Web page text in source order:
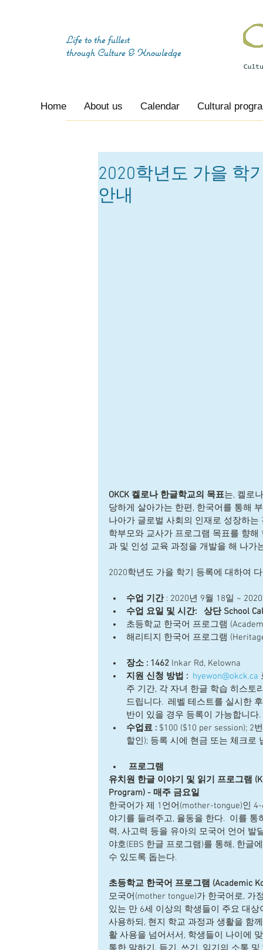
Home About us Calendar Cultural
Life to the fullest
through Culture & Knowledge
2020학년도 가을 학
안내
OKCK 켈로나 한글학교의 목표는, 켈로
당하게 살아가는 한편, 한국어를 통해
나아가 글로벌 사회의 인재로 성장하
학부모와 교사가 프로그램 목표를 향
과 및 인성 교육 과정을 개발을 해 나가
2020학년도 가을 학기 등록에 대하여
수업 기간 : 2020년 9월 18일 ~
수업 요일 및 시간:   상단 School
초등학교 한국어 프로그램
해리티지 한국어 프로그램
장소 : 1462 Inkar Rd, Kelowna
지원 신청 방법 : hyewon@okck.ca
주 기간, 각 자녀 한글 학습 히스
드립니다.  레벨 테스트를 실시한
반이 있을 경우 등록이 가능합니
수업료 : $100 ($10 per session); 2
할인); 등록 시에 현금 또는 체크로
프로그램
유치원 한글 이야기 및 읽기 프로그램
Program) - 매주 금요일
한국어가 제 1언어(mother-tongue)인
야기를 들려주고, 율동을 한다.  이를
력, 사고력 등을 유아의 모국어 언어 발
야호(EBS 한글 프로그램)를 통해, 한
수 있도록 돕는다.
초등학교 한국어 프로그램 (Academic
모국어(mother tongue)가 한국어로,
있는 만 6세 이상의 학생들이 주요 대
사용하되, 현지 학교 과정과 생활을 함
활 사용을 넘어서서, 학생들이 나이에